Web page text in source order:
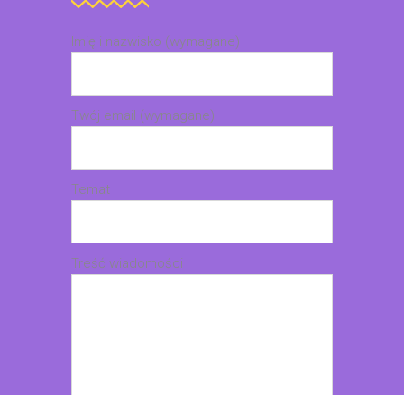
Imię i nazwisko (wymagane)
Twój email (wymagane)
Temat
Treść wiadomości